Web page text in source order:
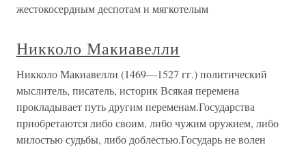
жестокосердным деспотам и мягкотелым
Никколо Макиавелли
Никколо Макиавелли (1469—1527 гг.) политический
мыслитель, писатель, историк Всякая перемена
прокладывает путь другим переменам.Государства
приобретаются либо своим, либо чужим оружием, либо
милостью судьбы, либо доблестью.Государь не волен